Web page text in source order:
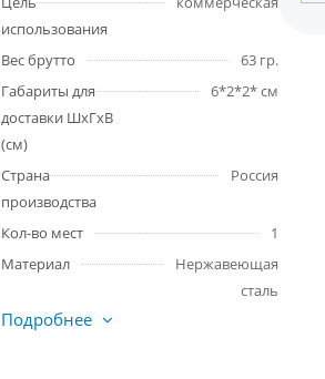
использования
Вес брутто
63 гр.
Габариты для
доставки ШхГхВ
(см)
6*2*2* см
Страна
производства
Россия
Кол-во мест
1
Материал
Нержавеющая
сталь
Подробнее